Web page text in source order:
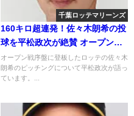
千葉ロッテマリーンズ
160キロ超連発！佐々木朗希の投
球を平松政次が絶賛 オープン戦
序盤
オープン戦序盤に登板したロッテの佐々木
朗希のピッチングについて平松政次が語っ
ています。...